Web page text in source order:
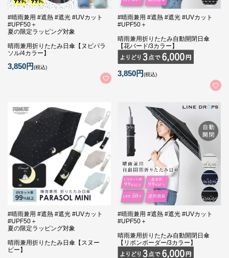
#晴雨兼用 #遮熱 #遮光 #UVカット
#UPF50＋
夏の限定ラッピング対象
晴雨兼用折りたたみ日傘【ヌビパラ
ソル/4カラー】
3,850円(税込)
#晴雨兼用 #遮熱 #遮光 #UVカット
#UPF50＋
晴雨兼用折りたたみ自動開閉日傘
【花バード/3カラー】
3,850円(税込)
#晴雨兼用 #遮熱 #遮光 #UVカット
#UPF50＋
夏の限定ラッピング対象
晴雨兼用折りたたみ日傘【スヌー
ピー】
#晴雨兼用 #遮熱 #遮光 #UVカット
#UPF50＋
晴雨兼用折りたたみ自動開閉日傘
【リボンボーダー/3カラー】